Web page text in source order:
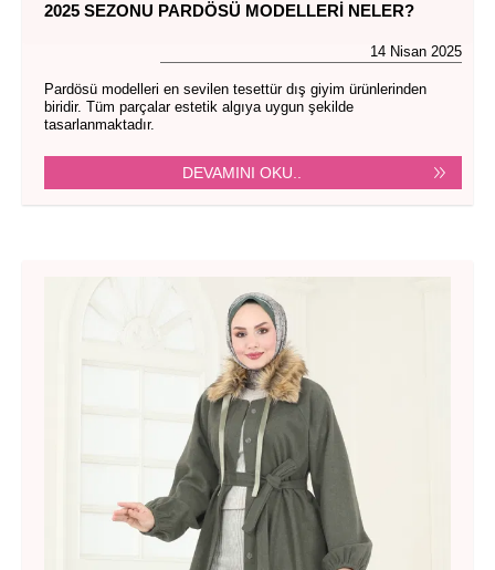
2025 SEZONU PARDÖSÜ MODELLERI NELER?
14 Nisan 2025
Pardösü modelleri en sevilen tesettür dış giyim ürünlerinden
biridir. Tüm parçalar estetik algıya uygun şekilde
tasarlanmaktadır.
DEVAMINI OKU..